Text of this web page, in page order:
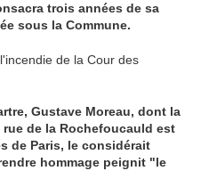
trois années de sa
sous la Commune.
de la Cour des
Gustave Moreau, dont la
de la Rochefoucauld est
de Paris, le considérait
hommage peignit "le